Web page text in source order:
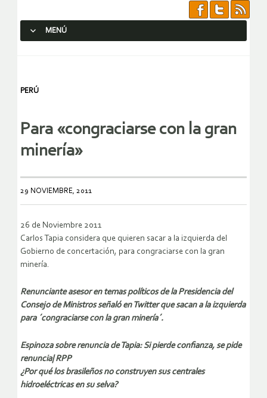
MENÚ
PERÚ
Para «congraciarse con la gran
minería»
29 NOVIEMBRE, 2011
26 de Noviembre 2011
Carlos Tapia considera que quieren sacar a la izquierda del
Gobierno de concertación, para congraciarse con la gran
minería.
Renunciante asesor en temas políticos de la Presidencia del
Consejo de Ministros señaló en Twitter que sacan a la izquierda
para ´congraciarse con la gran minería´.
Espinoza sobre renuncia de Tapia: Si pierde confianza, se pide
renuncia| RPP
¿Por qué los brasileños no construyen sus centrales
hidroeléctricas en su selva?